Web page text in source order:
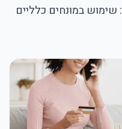
: שימוש במונחים כלליים